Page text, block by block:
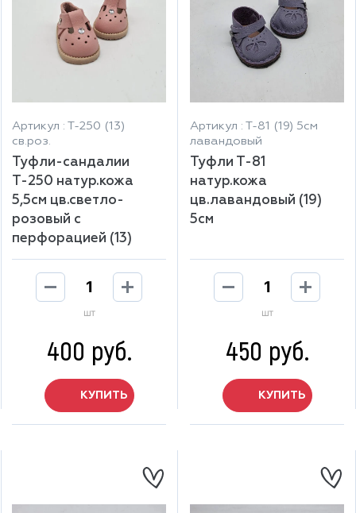
Артикул : Т-250 (13)
св.роз.
Туфли-сандалии
Т-250 натур.кожа
5,5см цв.светло-
розовый с
перфорацией (13)
шт
400 руб.
КУПИТЬ
Артикул : Т-81 (19) 5см
лавандовый
Туфли Т-81
натур.кожа
цв.лавандовый (19)
5см
шт
450 руб.
КУПИТЬ